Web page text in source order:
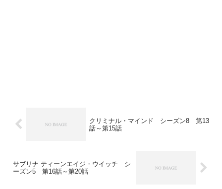
クリミナル・マインド シーズン8 第13
話～第15話
サブリナ ティーンエイジ・ウイッチ シ
ーズン5 第16話～第20話